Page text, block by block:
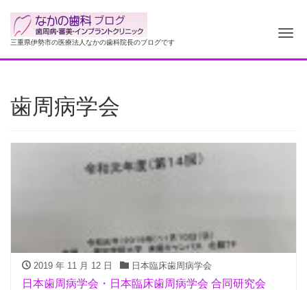
三重県伊勢市の医療法人なかの歯科院長のブログです ナ
歯周病学会
2019 年 11 月 12 日 日本臨床歯周病学会
日本歯周病学会・日本臨床歯周病学会 合同研究会